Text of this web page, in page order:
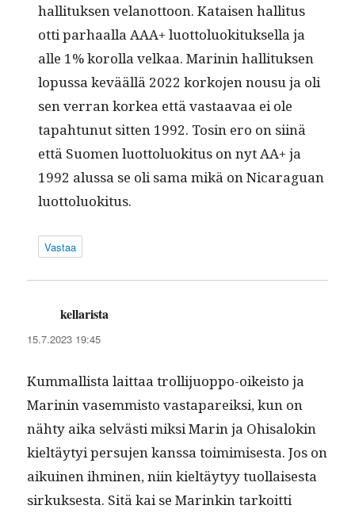
hal­li­tuk­sen velan­ot­toon. Kataisen hal­li­tus
otti parhaal­la AAA+ luot­tolu­ok­i­tuk­sel­la ja
alle 1% korol­la velkaa. Marinin hal­li­tuk­sen
lopus­sa kevääl­lä 2022 korko­jen nousu ja oli
sen ver­ran korkea että vas­taavaa ei ole
tapah­tunut sit­ten 1992. Tosin ero on siinä
että Suomen luot­tolu­ok­i­tus on nyt AA+ ja
1992 alus­sa se oli sama mikä on Nicaraguan
luottoluokitus.
Vastaa
kellarista
15.7.2023 19:45
Kum­mallista lait­taa trol­li­juop­po-oikeis­to ja
Marinin vasem­mis­to vastapareik­si, kun on
nähty aika selvästi mik­si Marin ja Ohisa­lokin
kieltäy­tyi per­su­jen kanssa toim­imis­es­ta. Jos on
aikuinen ihmi­nen, niin kieltäy­tyy tuol­lais­es­ta
sirkuk­ses­ta. Sitä kai se Marinkin tarkoit­ti